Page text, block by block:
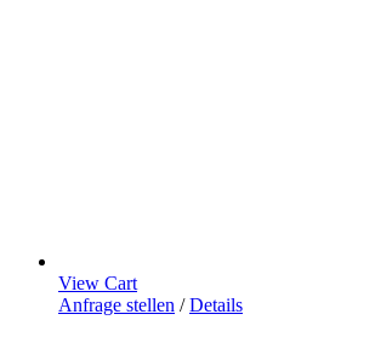
View Cart
Anfrage stellen / Details